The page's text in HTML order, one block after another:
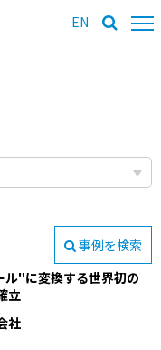
EN
事例を検索
"に変換する世界初の
立
社